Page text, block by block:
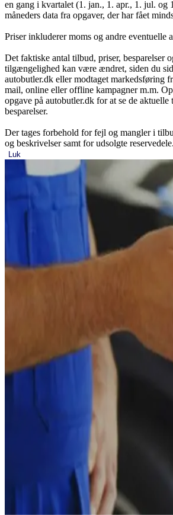
en gang i kvartalet (1. jan., 1. apr., 1. jul. og
måneders data fra opgaver, der har fået
Priser inkluderer moms og andre eventuelle
Det faktiske antal tilbud, priser, besparelser
tilgængelighed kan være ændret, siden du
autobutler.dk eller modtaget markedsføring
mail, online eller offline kampagner m.m.
opgave på autobutler.dk for at se de
besparelser.
Der tages forbehold for fejl og mangler i
og beskrivelser samt for udsolgte reservedele.
Luk